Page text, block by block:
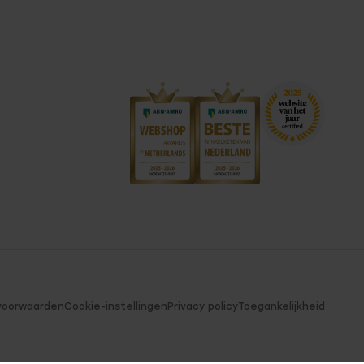
Cookie-instellingen Privacy policyToegankelijkheid